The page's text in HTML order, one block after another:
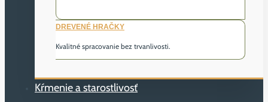
DREVENÉ HRAČKY
Kvalitné spracovanie bez trvanlivosti.
Kŕmenie a starostlivosť